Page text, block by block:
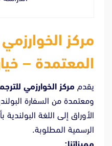
مركز
المعتمدة –
يقدم مركز الخوارزمي
ومعتمدة من السفارة
الأوراق إلى اللغة
الرسمية المطلوبة.